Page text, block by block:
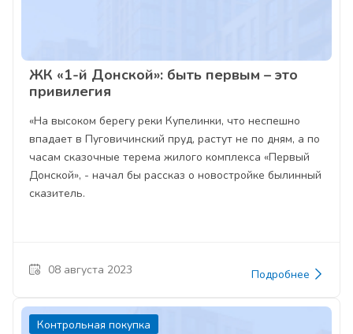
ЖК «1-й Донской»: быть первым – это
привилегия
«На высоком берегу реки Купелинки, что неспешно
впадает в Пуговичинский пруд, растут не по дням, а по
часам сказочные терема жилого комплекса «Первый
Донской», - начал бы рассказ о новостройке былинный
сказитель.
08 августа 2023 Подробнее
Контрольная покупка